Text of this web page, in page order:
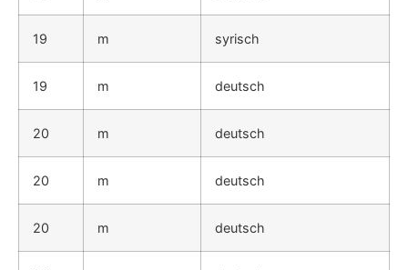
19 m syrisch
19 m deutsch
20 m deutsch
20 m deutsch
20 m deutsch